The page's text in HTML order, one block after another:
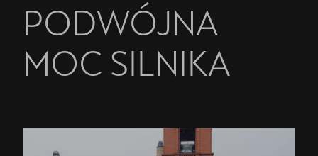
PODWÓJNA
MOC SILNIKA